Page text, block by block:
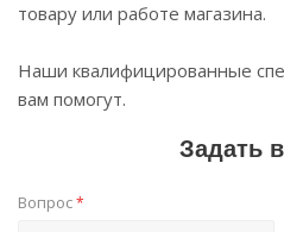
товару или работе магазина.
Наши квалифицированные
вам помогут.
Задать
Вопрос*